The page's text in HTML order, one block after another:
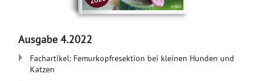
Ausgabe 4.2022
Fachartikel: Femurkopfresektion bei kleinen Hunden und
Katzen